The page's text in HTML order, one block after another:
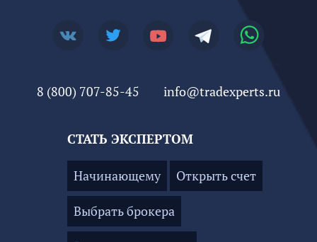
8 (800) 707-85-45 info@tradexperts.ru
СТАТЬ ЭКСПЕРТОМ
Начинающему Открыть счет
Выбрать брокера